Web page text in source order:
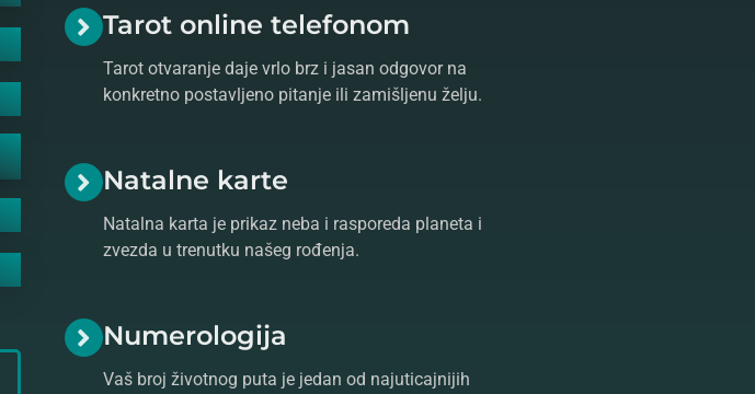
Tarot online telefonom
Tarot otvaranje daje vrlo brz i jasan odgovor na
konkretno postavljeno pitanje ili zamišljenu želju.
Natalne karte
Natalna karta je prikaz neba i rasporeda planeta i
zvezda u trenutku našeg rođenja.
Numerologija
Vaš broj životnog puta je jedan od najuticajnijih